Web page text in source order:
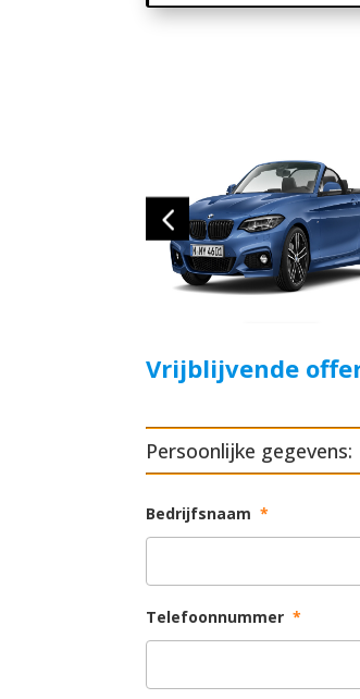
Vrijblijvende
Persoonlijke gegevens:
Bedrijfsnaam *
Telefoonnummer *